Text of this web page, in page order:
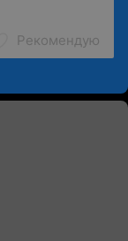
Рекомендую